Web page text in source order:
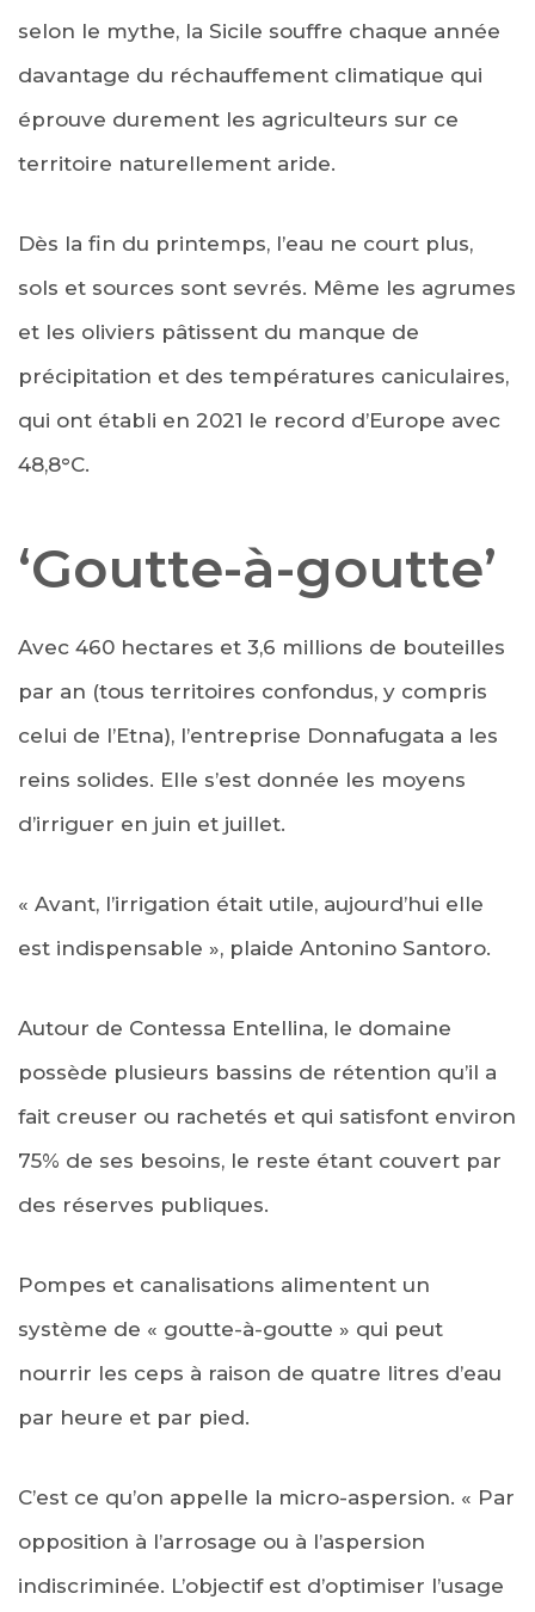
selon le mythe, la Sicile souffre chaque année
davantage du réchauffement climatique qui
éprouve durement les agriculteurs sur ce
territoire naturellement aride.
Dès la fin du printemps, l’eau ne court plus,
sols et sources sont sevrés. Même les agrumes
et les oliviers pâtissent du manque de
précipitation et des températures caniculaires,
qui ont établi en 2021 le record d’Europe avec
48,8°C.
‘Goutte-à-goutte’
Avec 460 hectares et 3,6 millions de bouteilles
par an (tous territoires confondus, y compris
celui de l’Etna), l’entreprise Donnafugata a les
reins solides. Elle s’est donnée les moyens
d’irriguer en juin et juillet.
« Avant, l’irrigation était utile, aujourd’hui elle
est indispensable », plaide Antonino Santoro.
Autour de Contessa Entellina, le domaine
possède plusieurs bassins de rétention qu’il a
fait creuser ou rachetés et qui satisfont environ
75% de ses besoins, le reste étant couvert par
des réserves publiques.
Pompes et canalisations alimentent un
système de « goutte-à-goutte » qui peut
nourrir les ceps à raison de quatre litres d’eau
par heure et par pied.
C’est ce qu’on appelle la micro-aspersion. « Par
opposition à l’arrosage ou à l’aspersion
indiscriminée. L’objectif est d’optimiser l’usage